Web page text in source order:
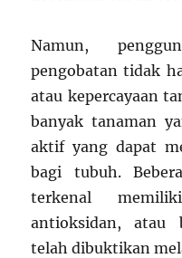
Namun,
pengobatan tidak
atau kepercayaan
banyak tanaman
aktif yang dapat
bagi tubuh.
terkenal
antioksidan, atau
telah dibuktikan